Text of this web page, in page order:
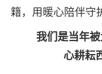
籍，用暖心陪伴守
我们是当年被
心耕耘